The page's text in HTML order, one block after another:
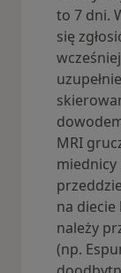
to 7 dni.
się
MRI
na
należy
(np.